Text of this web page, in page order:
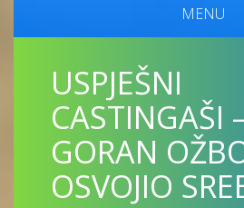
MENU
USPJEŠNI
CASTINGAŠI
GORAN
OSVOJIO